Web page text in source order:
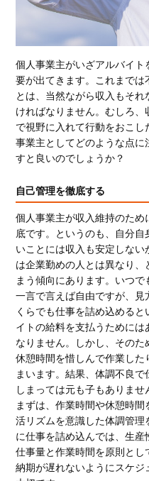
個人事業主がいざアルバイ
要が出てきます。これまでは
とは、当然ながら収入もそ
ければなりません。むしろ、
で視野に入れて行動をおこ
事業主としてどのような点
すと良いのでしょうか？
自己管理を徹底する
個人事業主が収入維持のた
底です。というのも、自分
いことには収入も安定しな
は企業勤めの人とは異なり
まう傾向にあります。いつで
一言で言えば自由ですが、
くらでも仕事を詰め込める
イトの給料を支払うために
なりません。しかし、そのた
休憩時間を惜しんで作業し
まいます。結果、体調不良
しまっては元も子もありませ
まずは、作業時間や休憩時
活リズムを意識した体調管
に仕事を詰め込んでは、生
仕事量と作業時間を原則と
納期が遅れないようにスケ